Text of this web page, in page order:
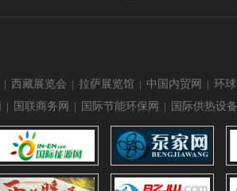
| 西藏展览会 | 拉萨展览馆 | 中国内贸网 | 环
| 国联商务网 | 国际节能环保网 | 国际供热设